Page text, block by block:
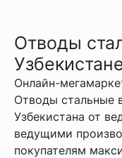
Отводы
Онлайн-
Отводы стальные
Узбекистана от
ведущими
покупателям